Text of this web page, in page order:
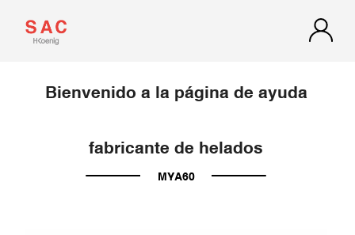
Bienvenido a la página de ayuda
fabricante de helados
MYA60